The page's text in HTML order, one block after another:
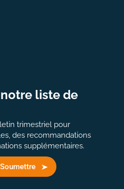
liste de
trimestriel pour
des recommandations
supplémentaires.
Soumettre